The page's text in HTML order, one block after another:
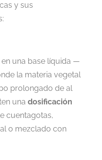
y sus
una base líquida —
la materia vegetal
prolongado de al
una dosificación
cuentagotas,
o mezclado con